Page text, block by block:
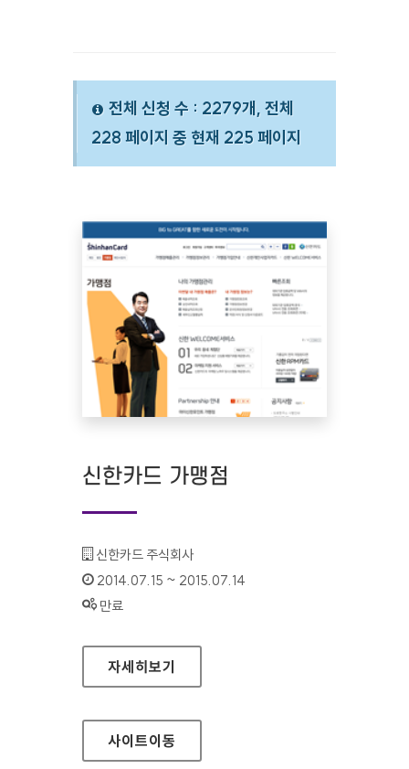
전체 신청 수 : 2279개, 전체
228 페이지 중 현재 225 페이지
신한카드 가맹점
기관명 :
신한카드 주식회사
인증기간 :
2014.07.15 ~ 2015.07.14
상태 :
만료
신한카드 가맹점
자세히보기
사이트이동